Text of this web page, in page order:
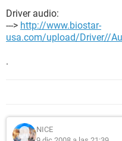
Driver audio:
---> http://www.biostar-
usa.com/upload/Driver//
.
NICE